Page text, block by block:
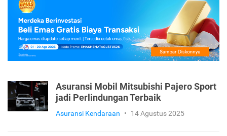
Asuransi Mobil Mitsubishi Pajero Sport
jadi Perlindungan Terbaik
Asuransi Kendaraan • 14 Agustus 2025